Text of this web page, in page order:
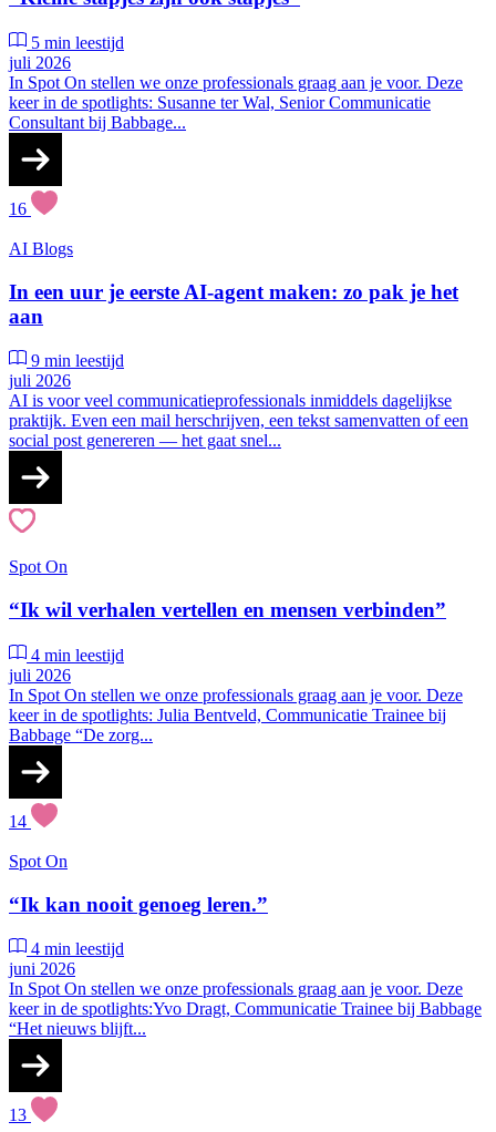
5 min leestijd
juli 2026
In Spot On stellen we onze professionals graag aan je voor. Deze
keer in de spotlights: Susanne ter Wal, Senior Communicatie
Consultant bij Babbage...
16
AI Blogs
In een uur je eerste AI-agent maken: zo pak je het
aan
9 min leestijd
juli 2026
AI is voor veel communicatieprofessionals inmiddels dagelijkse
praktijk. Even een mail herschrijven, een tekst samenvatten of een
social post genereren — het gaat snel...
Spot On
“Ik wil verhalen vertellen en mensen verbinden”
4 min leestijd
juli 2026
In Spot On stellen we onze professionals graag aan je voor. Deze
keer in de spotlights: Julia Bentveld, Communicatie Trainee bij
Babbage “De zorg...
14
Spot On
“Ik kan nooit genoeg leren.”
4 min leestijd
juni 2026
In Spot On stellen we onze professionals graag aan je voor. Deze
keer in de spotlights:Yvo Dragt, Communicatie Trainee bij Babbage
“Het nieuws blijft...
13